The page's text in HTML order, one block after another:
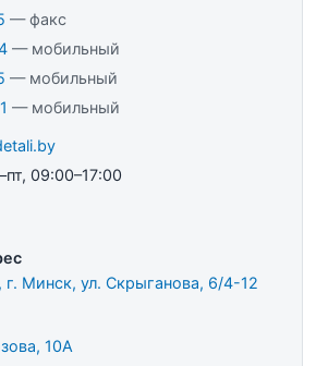
— факс
— мобильный
— мобильный
— мобильный
09:00–17:00
г. Минск, ул. Скрыганова, 6/4-12
10А